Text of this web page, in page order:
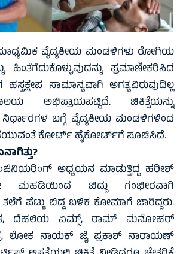
ವೈದ್ಯಕೀಯ ಮಂಡಳಿಗಳು ರೋಗಿಯ
ಪ್ರಮಾಣೀಕರಿಸಿದ
ಸಾಮಾನ್ಯವಾಗಿ ಅಗತ್ಯವಿರುವುದಿಲ್ಲ
ಅಭಿಪ್ರಾಯಪಟ್ಟಿದೆ. ಚಿಕಿತ್ಸೆಯನ್ನು
ನಿರ್ಧಾರಗಳ ಬಗ್ಗೆ ವೈದ್ಯಕೀಯ ಮಂಡಳಿಗಳಿಂದ
ಕೋರ್ಟ್‌ ಹೈಕೋರ್ಟ್‌ಗೆ ಸೂಚಿಸಿದೆ.
ಅಧ್ಯಯನ ಮಾಡುತ್ತಿದ್ದ ಹರೀಶ್
ಮಹಡಿಯಿಂದ ಬಿದ್ದು ಗಂಭೀರವಾಗಿ
ಪೆಟ್ಟು ಬಿದ್ದ ಬಳಿಕ ಕೋಮಾಗೆ ಜಾರಿದ್ದರು.
ದೆಹಲಿಯ ಏಮ್ಸ್, ರಾಮ್ ಮನೋಹರ್
ಲೋಕ ನಾಯಕ್ ಜೈ ಪ್ರಕಾಶ್ ನಾರಾಯಣ್